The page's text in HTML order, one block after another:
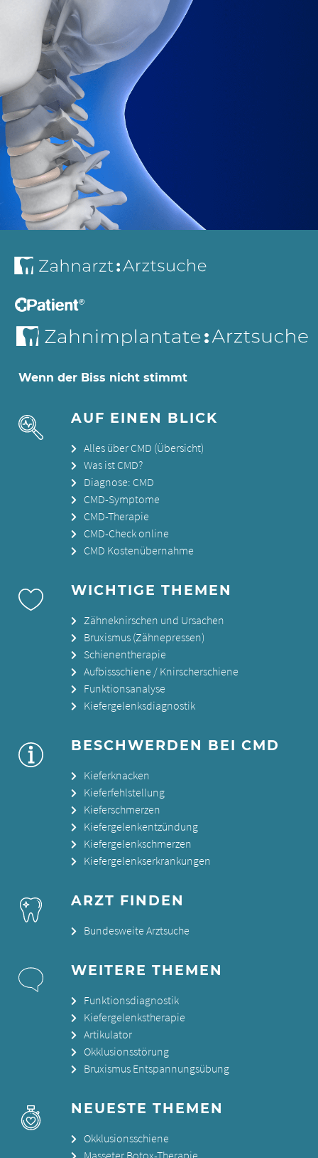
Wenn der Biss nicht stimmt
AUF EINEN BLICK
Alles über CMD (Übersicht)
Was ist CMD?
Diagnose: CMD
CMD-Symptome
CMD-Therapie
CMD-Check online
CMD Kostenübernahme
WICHTIGE THEMEN
Zähneknirschen und Ursachen
Bruxismus (Zähnepressen)
Schienentherapie
Aufbissschiene / Knirscherschiene
Funktionsanalyse
Kiefergelenksdiagnostik
BESCHWERDEN BEI CMD
Kieferknacken
Kieferfehlstellung
Kieferschmerzen
Kiefergelenkentzündung
Kiefergelenkschmerzen
Kiefergelenkserkrankungen
ARZT FINDEN
Bundesweite Arztsuche
WEITERE THEMEN
Funktionsdiagnostik
Kiefergelenkstherapie
Artikulator
Okklusionsstörung
Bruxismus Entspannungsübung
NEUESTE THEMEN
Okklusionsschiene